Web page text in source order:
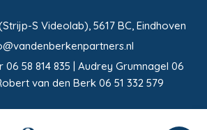
S Videolab), 5617 BC, Eindhoven
06 58 814 835 | Audrey Grumnagel 06
van den Berk 06 51 332 579